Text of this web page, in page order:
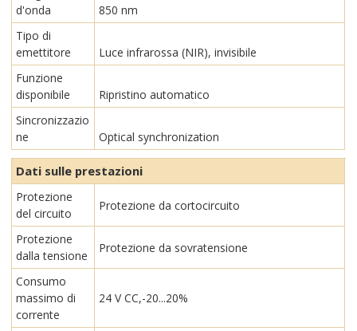
d'onda
850 nm
Tipo di
emettitore
Luce infrarossa (NIR), invisibile
Funzione
disponibile
Ripristino automatico
Sincronizzazio
ne
Optical synchronization
Dati sulle prestazioni
Protezione
del circuito
Protezione da cortocircuito
Protezione
dalla tensione
Protezione da sovratensione
Consumo
massimo di
corrente
24 V CC,-20...20%